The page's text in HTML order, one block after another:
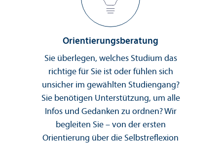
Orientierungs­beratung
Sie überlegen, welches Studium das
richtige für Sie ist oder fühlen sich
unsicher im gewählten Studien­gang?
Sie benötigen Unter­stützung, um alle
Infos und Gedanken zu ordnen? Wir
begleiten Sie – von der ersten
Orientierung über die Selbstreflexion